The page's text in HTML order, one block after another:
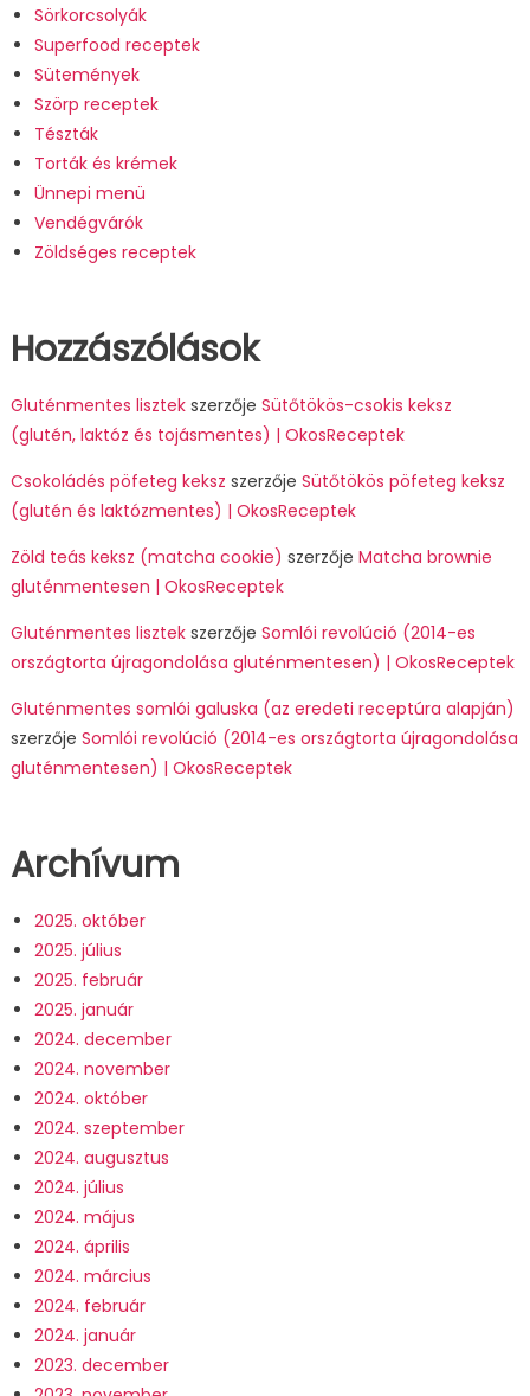
Sörkorcsolyák
Superfood receptek
Sütemények
Szörp receptek
Tészták
Torták és krémek
Ünnepi menü
Vendégvárók
Zöldséges receptek
Hozzászólások
Gluténmentes lisztekszerzője Sütőtökös-csokis keksz
(glutén, laktóz és tojásmentes) | OkosReceptek
Csokoládés pöfeteg keksz szerzője Sütőtökös pöfeteg keksz
(glutén és laktózmentes) | OkosReceptek
Zöld teás keksz (matcha cookie) szerzője Matcha brownie
gluténmentesen | OkosReceptek
Gluténmentes lisztekszerzője Somlói revolúció (2014-es
országtorta újragondolása gluténmentesen) | OkosReceptek
Gluténmentes somlói galuska (az eredeti receptúra alapján)
szerzője Somlói revolúció (2014-es országtorta újragondolása
gluténmentesen) | OkosReceptek
Archívum
2025. október
2025. július
2025. február
2025. január
2024. december
2024. november
2024. október
2024. szeptember
2024. augusztus
2024. július
2024. május
2024. április
2024. március
2024. február
2024. január
2023. december